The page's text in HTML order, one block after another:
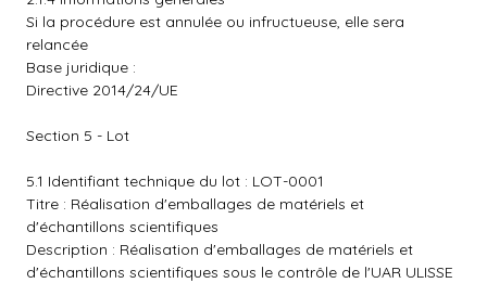
Si la procédure est annulée ou infructueuse, elle sera
relancée
Base juridique :
Directive 2014/24/UE
Section 5 - Lot
5.1 Identifiant technique du lot : LOT-0001
Titre : Réalisation d'emballages de matériels et
d'échantillons scientifiques
Description : Réalisation d'emballages de matériels et
d'échantillons scientifiques sous le contrôle de l'UAR ULISSE